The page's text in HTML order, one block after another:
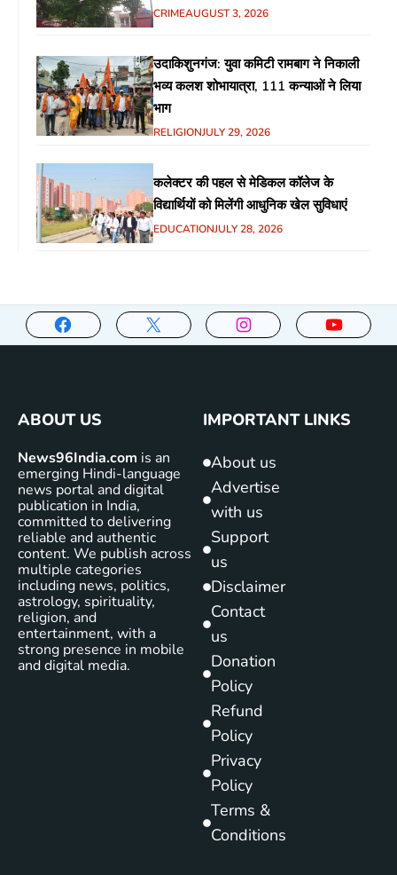
CRIMEAUGUST 3, 2026
उदाकिशुनगंज: युवा कमिटी रामबाग ने निकाली
भव्य कलश शोभायात्रा, 111 कन्याओं ने लिया
भाग
RELIGIONJULY 29, 2026
कलेक्टर की पहल से मेडिकल कॉलेज के
विद्यार्थियों को मिलेंगी आधुनिक खेल सुविधाएं
EDUCATIONJULY 28, 2026
ABOUT US
News96India.com is an
emerging Hindi-language
news portal and digital
publication in India,
committed to delivering
reliable and authentic
content. We publish across
multiple categories
including news, politics,
astrology, spirituality,
religion, and
entertainment, with a
strong presence in mobile
and digital media.
IMPORTANT LINKS
About us
Advertise
with us
Support
us
Disclaimer
Contact
us
Donation
Policy
Refund
Policy
Privacy
Policy
Terms &
Conditions